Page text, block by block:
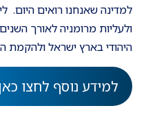
למדינה שאנחנו רואים היום.
ולעליות מרומניה לאורך
היהודי בארץ ישראל ולהקמת
למידע נוסף לחצו